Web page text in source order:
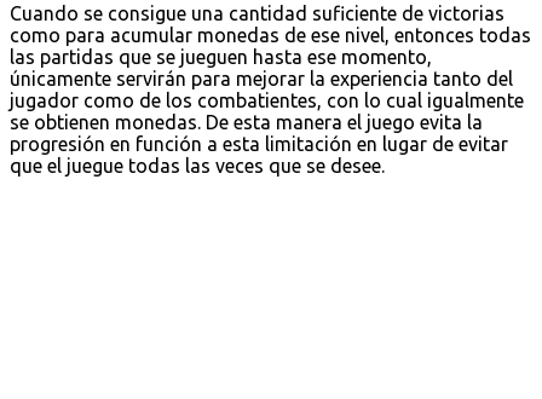
Cuando se consigue una cantidad suficiente de victorias
como para acumular monedas de ese nivel, entonces todas
las partidas que se jueguen hasta ese momento,
únicamente servirán para mejorar la experiencia tanto del
jugador como de los combatientes, con lo cual igualmente
se obtienen monedas. De esta manera el juego evita la
progresión en función a esta limitación en lugar de evitar
que el juegue todas las veces que se desee.